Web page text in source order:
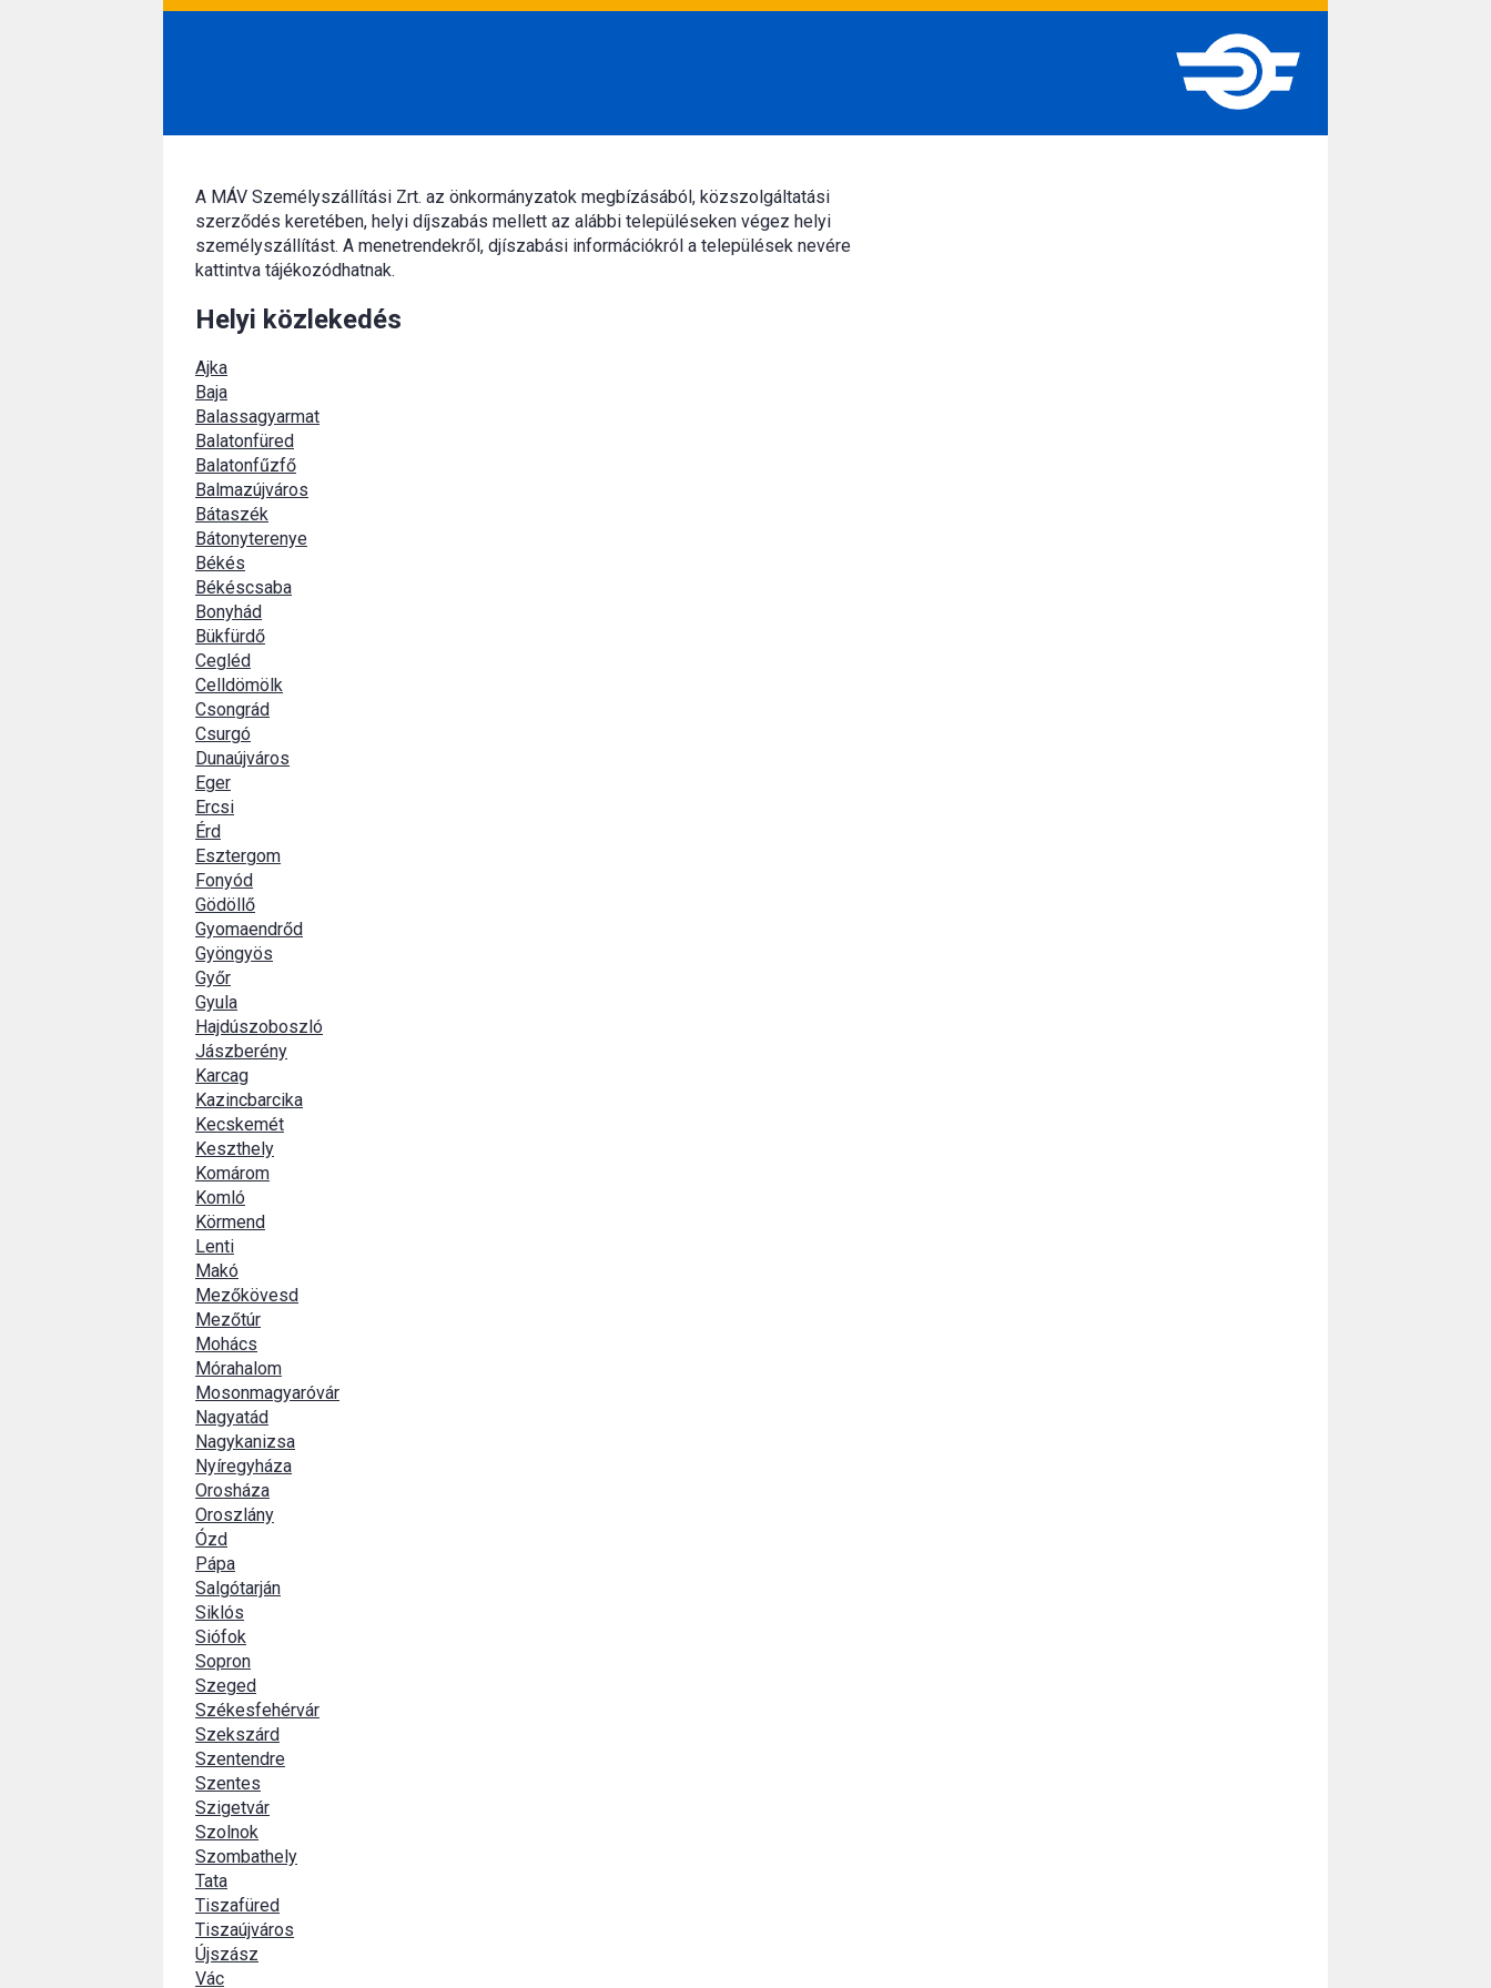
A MÁV Személyszállítási Zrt. az önkormányzatok megbízásából, közszolgáltatási
szerződés keretében, helyi díjszabás mellett az alábbi településeken végez helyi
személyszállítást. A menetrendekről, djíszabási információkról a települések nevére
kattintva tájékozódhatnak.
Helyi közlekedés
Ajka
Baja
Balassagyarmat
Balatonfüred
Balatonfűzfő
Balmazújváros
Bátaszék
Bátonyterenye
Békés
Békéscsaba
Bonyhád
Bükfürdő
Cegléd
Celldömölk
Csongrád
Csurgó
Dunaújváros
Eger
Ercsi
Érd
Esztergom
Fonyód
Gödöllő
Gyomaendrőd
Gyöngyös
Győr
Gyula
Hajdúszoboszló
Jászberény
Karcag
Kazincbarcika
Kecskemét
Keszthely
Komárom
Komló
Körmend
Lenti
Makó
Mezőkövesd
Mezőtúr
Mohács
Mórahalom
Mosonmagyaróvár
Nagyatád
Nagykanizsa
Nyíregyháza
Orosháza
Oroszlány
Ózd
Pápa
Salgótarján
Siklós
Siófok
Sopron
Szeged
Székesfehérvár
Szekszárd
Szentendre
Szentes
Szigetvár
Szolnok
Szombathely
Tata
Tiszafüred
Tiszaújváros
Újszász
Vác